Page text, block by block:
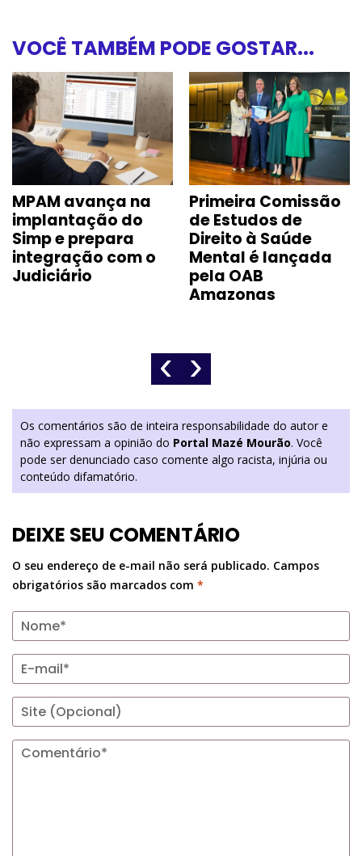
VOCÊ TAMBÉM PODE GOSTAR...
MPAM avança na
implantação do
Simp e prepara
integração com o
Judiciário
Primeira Comissão
de Estudos de
Direito à Saúde
Mental é lançada
pela OAB
Amazonas
‹ ›
Os comentários são de inteira responsabilidade do autor e
não expressam a opinião do Portal Mazé Mourão. Você
pode ser denunciado caso comente algo racista, injúria ou
conteúdo difamatório.
DEIXE SEU COMENTÁRIO
O seu endereço de e-mail não será publicado. Campos
obrigatórios são marcados com *